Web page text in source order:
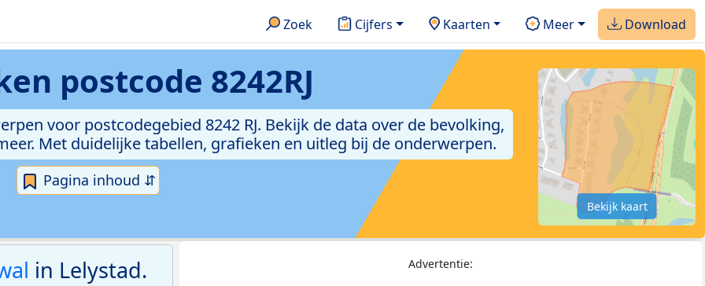
Zoek Cijfers Kaarten Meer Download
postcode 8242RJ
voor postcodegebied 8242 RJ. Bekijk de data over de bevolking,
Met duidelijke tabellen, grafieken en uitleg bij de onderwerpen.
Pagina inhoud ⇵
Bekijk kaart
in Lelystad. Advertentie: